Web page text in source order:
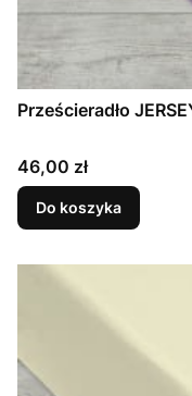
Prześcieradło
Cena
46,00 zł
Do koszyka